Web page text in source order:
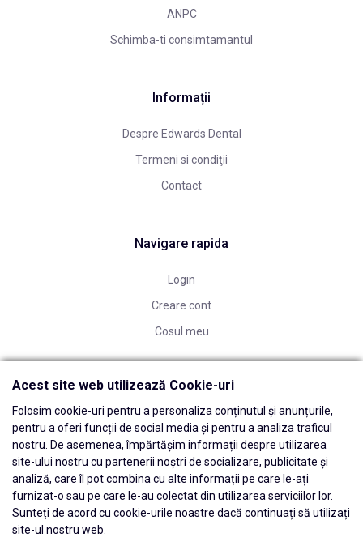
ANPC
Schimba-ti consimtamantul
Informații
Despre Edwards Dental
Termeni si condiţii
Contact
Navigare rapida
Login
Creare cont
Cosul meu
Acest site web utilizează Cookie-uri
Folosim cookie-uri pentru a personaliza conținutul și anunțurile,
pentru a oferi funcții de social media și pentru a analiza traficul
nostru. De asemenea, împărtășim informații despre utilizarea
site-ului nostru cu partenerii noștri de socializare, publicitate și
analiză, care îl pot combina cu alte informații pe care le-ați
furnizat-o sau pe care le-au colectat din utilizarea serviciilor lor.
Sunteți de acord cu cookie-urile noastre dacă continuați să utilizați
site-ul nostru web.